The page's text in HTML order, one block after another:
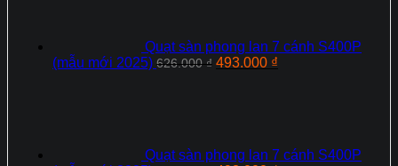
Quạt sàn phong lan 7 cánh S400P
(mẫu mới 2025) 626.000₫ Giá
493.000 ₫
Quạt sàn phong lan 7 cánh S400P